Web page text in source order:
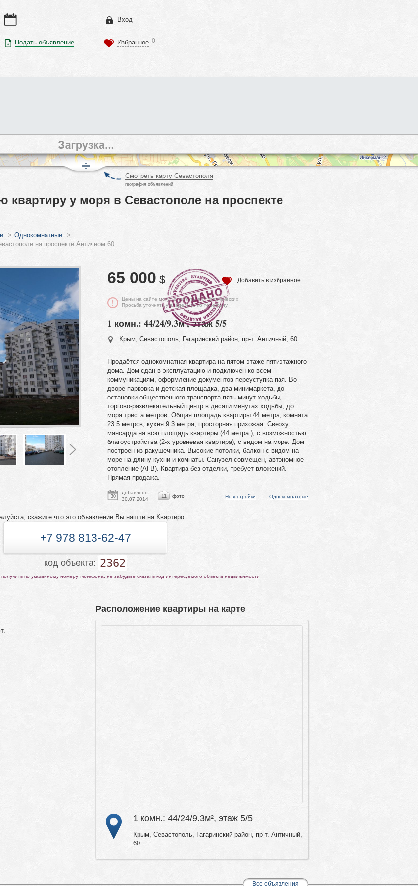
Подать объявление
Вход
Избранное 0
Смотреть карту Севастополя
география объявлений
у моря в Севастополе на проспекте
> Однокомнатные >
на проспекте Античном 60
65 000 $ Добавить в избранное
Цены на сайте могут отличаться от фактических
Просьба уточнять у владельца по телефону
1 комн.: 44/24/9.3м², этаж 5/5
Крым, Севастополь, Гагаринский район, пр-т. Античный, 60
Продаётся однокомнатная квартира на пятом этаже пятиэтажного
дома. Дом сдан в эксплуатацию и подключен ко всем
коммуникациям, оформление документов переуступка пая. Во
дворе парковка и детская площадка, два минимаркета, до
остановки общественного транспорта пять минут ходьбы,
торгово-развлекательный центр в десяти минутах ходьбы, до
моря триста метров. Общая площадь квартиры 44 метра, комната
23.5 метров, кухня 9.3 метра, просторная прихожая. Сверху
мансарда на всю площадь квартиры (44 метра.), с возможностью
благоустройства (2-х уровневая квартира), с видом на море. Дом
построен из ракушечника. Высокие потолки, балкон с видом на
море на длину кухни и комнаты. Санузел совмещен, автономное
отопление (АГВ). Квартира без отделки, требует вложений.
Прямая продажа.
30
добавлено:
30.07.2014
11 фото Новостройки Однокомнатные
скажите что это объявление Вы нашли на Квартиро
+7 978 813-62-47
код объекта: 2362
по указанному номеру телефона, не забудьте сказать код интересуемого объекта недвижимости
Расположение квартиры на карте
1 комн.: 44/24/9.3м², этаж 5/5
Крым, Севастополь, Гагаринский район, пр-т. Античный,
60
Все объявления